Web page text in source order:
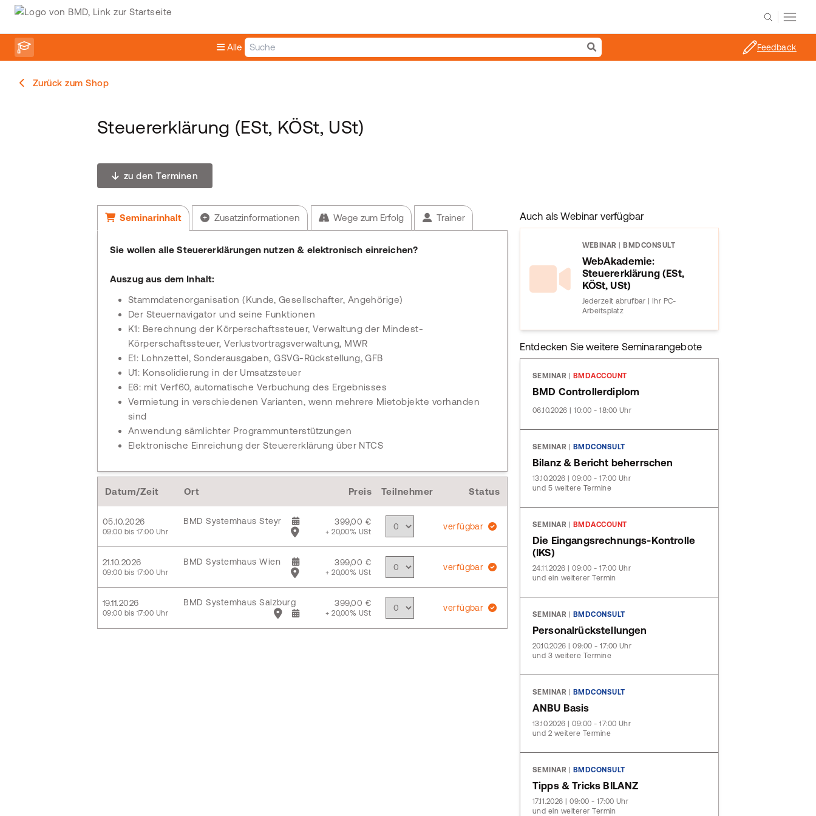
Alle Feedback
Zurück zum Shop
Steuererklärung (ESt, KÖSt, USt)
zu den Terminen
Seminarinhalt Zusatzinformationen Wege zum Erfolg Trainer
Sie wollen alle Steuererklärungen nutzen & elektronisch einreichen?
Auszug aus dem Inhalt:
Stammdatenorganisation (Kunde, Gesellschafter, Angehörige)
Der Steuernavigator und seine Funktionen
K1: Berechnung der Körperschaftssteuer, Verwaltung der Mindest-
Körperschaftssteuer, Verlustvortragsverwaltung, MWR
E1: Lohnzettel, Sonderausgaben, GSVG-Rückstellung, GFB
U1: Konsolidierung in der Umsatzsteuer
E6: mit Verf60, automatische Verbuchung des Ergebnisses
Vermietung in verschiedenen Varianten, wenn mehrere Mietobjekte vorhanden
sind
Anwendung sämlichter Programmunterstützungen
Elektronische Einreichung der Steuererklärung über NTCS
Datum/Zeit Ort Preis Teilnehmer Status
05.10.2026
09:00 bis 17:00 Uhr
BMD Systemhaus Steyr 399,00 €
+ 20,00% USt
verfügbar
21.10.2026
09:00 bis 17:00 Uhr
BMD Systemhaus Wien 399,00 €
+ 20,00% USt
verfügbar
19.11.2026
09:00 bis 17:00 Uhr
BMD Systemhaus Salzburg 399,00 €
+ 20,00% USt
verfügbar
Auch als Webinar verfügbar
WEBINAR BMDCONSULT
WebAkademie:
Steuererklärung (ESt,
KÖSt, USt)
Jederzeit abrufbar | Ihr PC-
Arbeitsplatz
Entdecken Sie weitere Seminarangebote
SEMINAR BMDACCOUNT
BMD Controllerdiplom
06.10.2026 | 10:00 - 18:00 Uhr
SEMINAR BMDCONSULT
Bilanz & Bericht beherrschen
13.10.2026 | 09:00 - 17:00 Uhr
und 5 weitere Termine
SEMINAR BMDACCOUNT
Die Eingangsrechnungs-Kontrolle
(IKS)
24.11.2026 | 09:00 - 17:00 Uhr
und ein weiterer Termin
SEMINAR BMDCONSULT
Personalrückstellungen
20.10.2026 | 09:00 - 17:00 Uhr
und 3 weitere Termine
SEMINAR BMDCONSULT
ANBU Basis
13.10.2026 | 09:00 - 17:00 Uhr
und 2 weitere Termine
SEMINAR BMDCONSULT
Tipps & Tricks BILANZ
17.11.2026 | 09:00 - 17:00 Uhr
und ein weiterer Termin